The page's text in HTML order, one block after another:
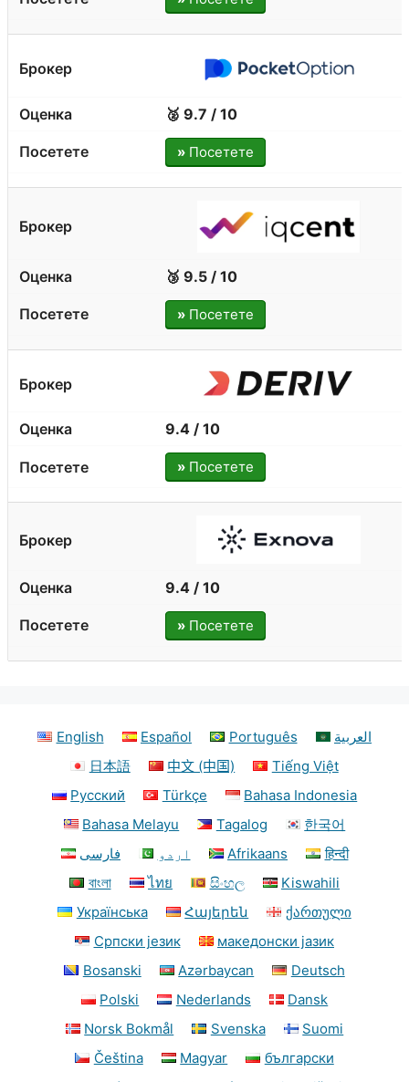
🥈 9.7 / 10
»Посетете
🥉 9.5 / 10
»Посетете
9.4 / 10
»Посетете
9.4 / 10
»Посетете
English Español Português
العربية
日本語
中文 (中国)
Tiếng Việt
Русский
Türkçe
Bahasa Indonesia
Bahasa Melayu
Tagalog
한국어
فارسی
اردو Afrikaans
हिन्दी
বাংলা
ไทย සිංහල
Kiswahili
Українська
Հայերեն
ქართული
Српски језик
македонски јазик
Bosanski
Azərbaycan
Deutsch
Polski
Nederlands
Dansk
Norsk Bokmål
Svenska
Suomi
Čeština
Magyar
български